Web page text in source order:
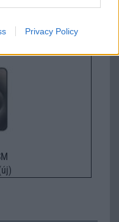
Privacy Policy
Pro